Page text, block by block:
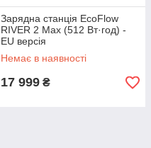
Зарядна станція EcoFlow
RIVER 2 Max (512 Вт·год) -
EU версія
Немає в наявності
17 999 ₴